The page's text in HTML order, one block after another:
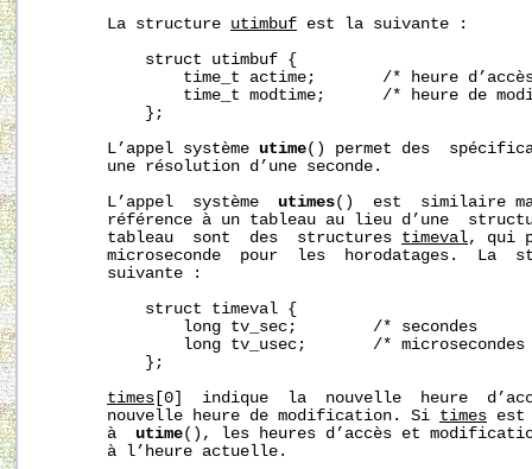
       La structure
utimbuf est la suivante :
           struct utimbuf {
time_t actime;       /* heure
time_t modtime;      /* heure de
           };
       L’appel système
utime() permet des
       une résolution d’une seconde.
       L’appel  système
utimes()  est  similaire
référence à un tableau au lieu d’une
       tableau  sont  des  structures
timeval, qui
microseconde  pour  les  horodatages.  La
       suivante :
           struct timeval {
long tv_sec;        /* secondes
long tv_usec;       /* microsecondes
           };
times [0]  indique  la  nouvelle  heure
       nouvelle heure de modification. Si
times est
       à
utime(), les heures d’accès et
       à l’heure actuelle.